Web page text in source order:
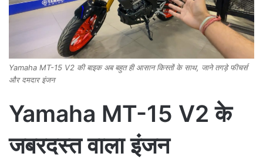
Yamaha MT-15 V2 की बाइक अब बहुत ही आसान किस्तों के साथ, जाने तगड़े फीचर्स
और दमदार इंजन
Yamaha MT-15 V2 के
जबरदस्त वाला इंजन